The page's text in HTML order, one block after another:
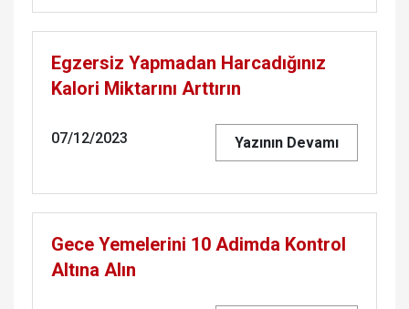
Egzersiz Yapmadan Harcadığınız
Kalori Miktarını Arttırın
07/12/2023 Yazının Devamı
Gece Yemelerini 10 Adimda Kontrol
Altına Alın